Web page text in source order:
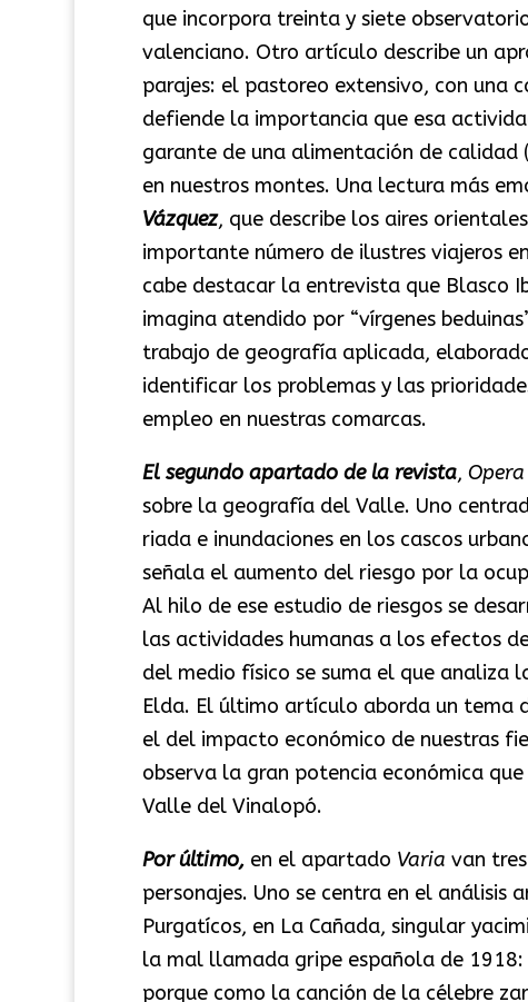
que incorpora treinta y siete
valenciano. Otro artículo describe un
parajes: el pastoreo extensivo, con una
defiende la importancia que esa
garante de una alimentación de
en nuestros montes. Una lectura más
Vázquez, que describe los aires
importante número de ilustres viajeros
cabe destacar la entrevista que Blasco
imagina atendido por “vírgenes
trabajo de geografía aplicada,
identificar los problemas y las
empleo en nuestras comarcas.
El segundo apartado de la revista,
sobre la geografía del Valle. Uno
riada e inundaciones en los cascos
señala el aumento del riesgo por la
Al hilo de ese estudio de riesgos se
las actividades humanas a los efectos
del medio físico se suma el que
Elda. El último artículo aborda un tema
el del impacto económico de nuestras
observa la gran potencia económica
Valle del Vinalopó.
Por último,en el apartado Varia van
personajes. Uno se centra en el análisis
Purgatícos, en La Cañada, singular
la mal llamada gripe española de
porque como la canción de la célebre